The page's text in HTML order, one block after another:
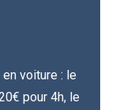
voiture : le
pour 4h, le